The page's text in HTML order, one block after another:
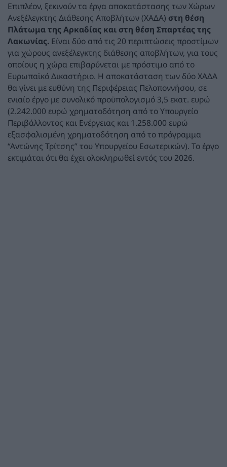
Επιπλέον, ξεκινούν τα έργα αποκατάστασης των Χώρων
Ανεξέλεγκτης Διάθεσης Αποβλήτων (ΧΑΔΑ) στη θέση
Πλάτωμα της Αρκαδίας και στη θέση Σπαρτέας της
Λακωνίας. Είναι δύο από τις 20 περιπτώσεις προστίμων
για χώρους ανεξέλεγκτης διάθεσης αποβλήτων, για τους
οποίους η χώρα επιβαρύνεται με πρόστιμο από το
Ευρωπαϊκό Δικαστήριο. Η αποκατάσταση των δύο ΧΑΔΑ
θα γίνει με ευθύνη της Περιφέρειας Πελοποννήσου, σε
ενιαίο έργο με συνολικό προϋπολογισμό 3,5 εκατ. ευρώ
(2.242.000 ευρώ χρηματοδότηση από το Υπουργείο
Περιβάλλοντος και Ενέργειας και 1.258.000 ευρώ
εξασφαλισμένη χρηματοδότηση από το πρόγραμμα
“Αντώνης Τρίτσης” του Υπουργείου Εσωτερικών). Το έργο
εκτιμάται ότι θα έχει ολοκληρωθεί εντός του 2026.